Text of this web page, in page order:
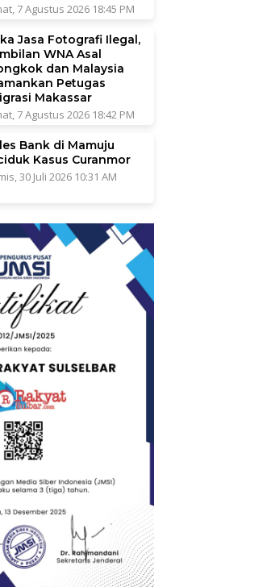
7 Agustus 2026 18:45 PM
Jasa Fotografi Ilegal,
WNA Asal
dan Malaysia
Petugas
Makassar
7 Agustus 2026 18:42 PM
Bank di Mamuju
Kasus Curanmor
30 Juli 2026 10:31 AM